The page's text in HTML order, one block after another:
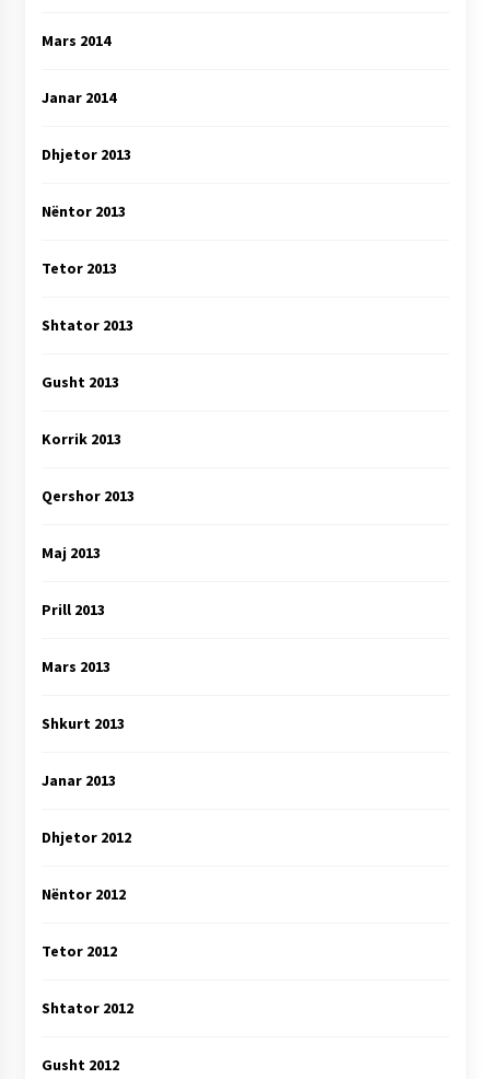
Mars 2014
Janar 2014
Dhjetor 2013
Nëntor 2013
Tetor 2013
Shtator 2013
Gusht 2013
Korrik 2013
Qershor 2013
Maj 2013
Prill 2013
Mars 2013
Shkurt 2013
Janar 2013
Dhjetor 2012
Nëntor 2012
Tetor 2012
Shtator 2012
Gusht 2012